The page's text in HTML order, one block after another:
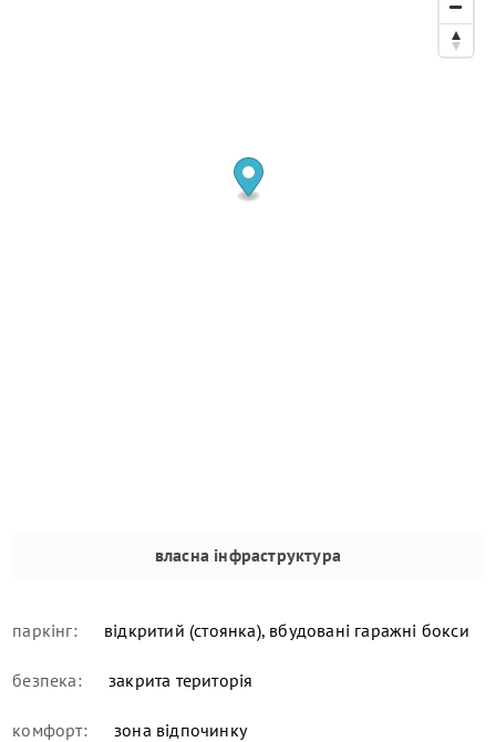
власна інфраструктура
паркінг: відкритий (стоянка), вбудовані гаражні бокси
безпека: закрита територія
комфорт: зона відпочинку